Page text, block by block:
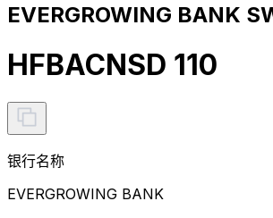
EVERGROWING BANK
HFBACNSD 110
银行名称
EVERGROWING BANK